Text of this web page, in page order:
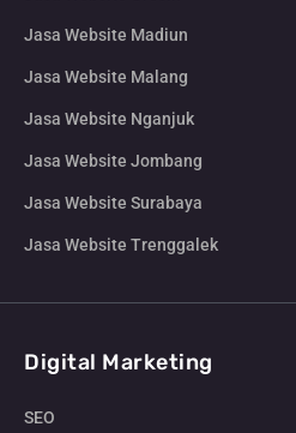
Jasa Website Madiun
Jasa Website Malang
Jasa Website Nganjuk
Jasa Website Jombang
Jasa Website Surabaya
Jasa Website Trenggalek
Digital Marketing
SEO